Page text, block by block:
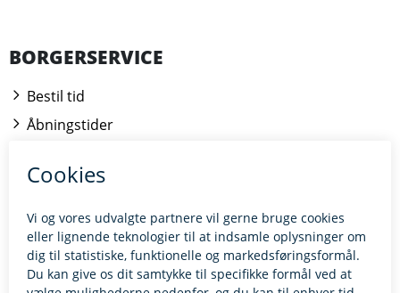
BORGERSERVICE
Bestil tid
Åbningstider
Kontakt borgerrådgiveren
BILLUND.DK
Tilgængelighedserklæring